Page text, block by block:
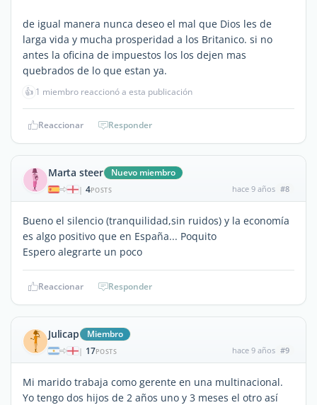
de igual manera nunca deseo el mal que Dios les de
larga vida y mucha prosperidad a los Britanico. si no
antes la oficina de impuestos los los dejen mas
quebrados de lo que estan ya.
👍 1 miembro reaccionó a esta publicación
Reaccionar Responder
Marta steer Nuevo miembro
| 4POSTS hace 9 años #8
Bueno el silencio (tranquilidad,sin ruidos) y la economía
es algo positivo que en España... Poquito
Espero alegrarte un poco
Reaccionar Responder
Julicap Miembro
| 17POSTS hace 9 años #9
Mi marido trabaja como gerente en una multinacional.
Yo tengo dos hijos de 2 años uno y 3 meses el otro así